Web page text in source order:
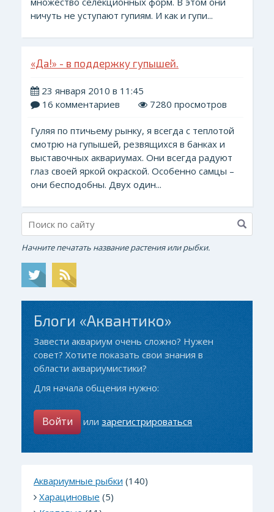
ничуть не уступают гупиям. И как и гупи...
«Да!» - в поддержку гупышей.
23 января 2010 в 11:45
16 комментариев
7280 просмотров
Гуляя по птичьему рынку, я всегда с теплотой
смотрю на гупышей, резвящихся в банках и
выставочных аквариумах. Они всегда радуют
глаз своей яркой окраской. Особенно самцы –
они бесподобны. Двух один...
Начните печатать название растения или рыбки.
Блоги «Аквантико»
Завести аквариум очень сложно? Нужен
совет? Хотите показать свои знания в
области аквариумистики?
Для начала общения нужно:
Войти илизарегистрироваться
Аквариумные рыбки (140)
Харациновые (5)